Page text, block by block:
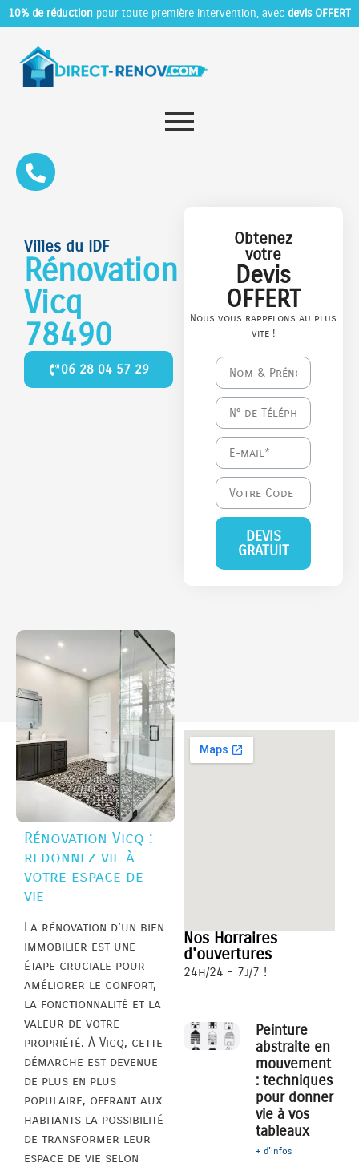
10% de réduction pour toute première intervention, avec devis OFFERT
Villes du IDF
Rénovation
Vicq
78490
06 28 04 57 29
Obtenez
votre
Devis
OFFERT
Nous vous rappelons au plus
vite !
DEVIS
GRATUIT
Rénovation Vicq :
redonnez vie à
votre espace de
vie
La rénovation d’un bien
immobilier est une
étape cruciale pour
améliorer le confort,
la fonctionnalité et la
valeur de votre
propriété. À Vicq, cette
démarche est devenue
de plus en plus
populaire, offrant aux
habitants la possibilité
de transformer leur
espace de vie selon
Nos Horraires
d'ouvertures
24h/24 - 7j/7 !
Peinture
abstraite en
mouvement
: techniques
pour donner
vie à vos
tableaux
+ d'infos